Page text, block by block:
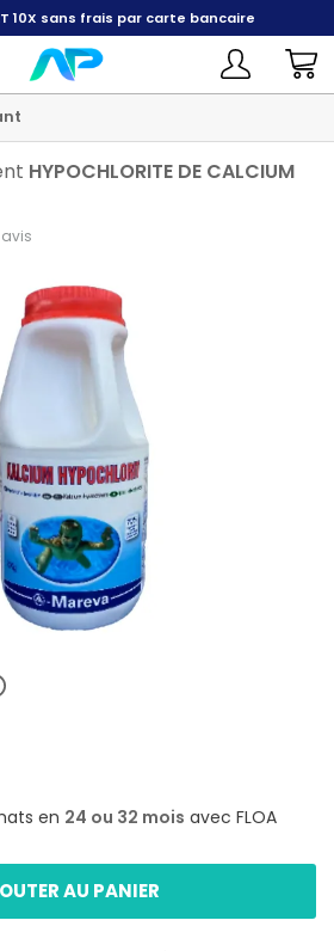
10X sans frais par carte bancaire
HYPOCHLORITE DE CALCIUM
avis
en 24 ou 32 mois avec FLOA
AU PANIER